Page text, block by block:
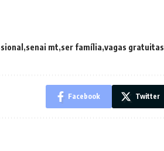
senai mt ser família vagas gratuitas
Facebook Twitter